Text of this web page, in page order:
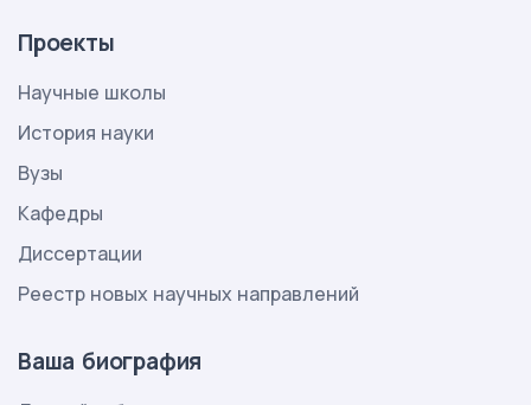
Проекты
Научные школы
История науки
Вузы
Кафедры
Диссертации
Реестр новых научных направлений
Ваша биография